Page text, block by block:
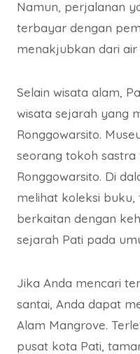
Namun, perjalanan
terbayar dengan
menakjubkan dari air
Selain wisata alam,
wisata sejarah yang
Ronggowarsito.
seorang tokoh
Ronggowarsito. Di
melihat koleksi
berkaitan dengan
sejarah Pati pada
Jika Anda mencari
santai, Anda dapat
Alam Mangrove.
pusat kota Pati,